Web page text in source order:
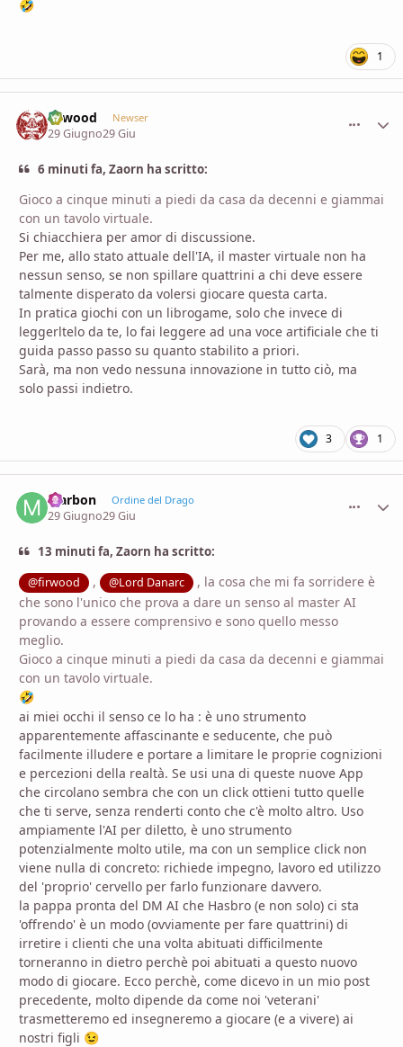
🤣
1
firwood Newser
29 Giugno29 Giu
6 minuti fa, Zaorn ha scritto:
Gioco a cinque minuti a piedi da casa da decenni e giammai
con un tavolo virtuale.
Si chiacchiera per amor di discussione.
Per me, allo stato attuale dell'IA, il master virtuale non ha
nessun senso, se non spillare quattrini a chi deve essere
talmente disperato da volersi giocare questa carta.
In pratica giochi con un librogame, solo che invece di
leggerltelo da te, lo fai leggere ad una voce artificiale che ti
guida passo passo su quanto stabilito a priori.
Sarà, ma non vedo nessuna innovazione in tutto ciò, ma
solo passi indietro.
3 1
Marbon Ordine del Drago
29 Giugno29 Giu
13 minuti fa, Zaorn ha scritto:
@firwood , @Lord Danarc
, la cosa che mi fa sorridere è
che sono l'unico che prova a dare un senso al master AI
provando a essere comprensivo e sono quello messo
meglio.
Gioco a cinque minuti a piedi da casa da decenni e giammai
con un tavolo virtuale.
🤣
ai miei occhi il senso ce lo ha : è uno strumento
apparentemente affascinante e seducente, che può
facilmente illudere e portare a limitare le proprie cognizioni
e percezioni della realtà. Se usi una di queste nuove App
che circolano sembra che con un click ottieni tutto quelle
che ti serve, senza renderti conto che c'è molto altro. Uso
ampiamente l'AI per diletto, è uno strumento
potenzialmente molto utile, ma con un semplice click non
viene nulla di concreto: richiede impegno, lavoro ed utilizzo
del 'proprio' cervello per farlo funzionare davvero.
la pappa pronta del DM AI che Hasbro (e non solo) ci sta
'offrendo' è un modo (ovviamente per fare quattrini) di
irretire i clienti che una volta abituati difficilmente
torneranno in dietro perchè poi abituati a questo nuovo
modo di giocare. Ecco perchè, come dicevo in un mio post
precedente, molto dipende da come noi 'veterani'
trasmetteremo ed insegneremo a giocare (e a vivere) ai
nostri figli 😉